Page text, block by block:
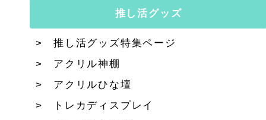
推し活グッズ
推し活グッズ特集ページ
アクリル神棚
アクリルひな壇
トレカディスプレイ